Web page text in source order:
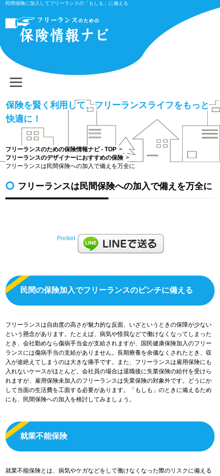
民間保険に加入してフリーランスの「もしも」に備える
保険を賢く利用して、フリーランスライフをもっと
快適に！
フリーランスのための保険情報ナビ - TOP >
フリーランスのデザイナーにおすすめの保険 >
フリーランスは民間保険への加入で備えを万全に
フリーランスは民間保険への加入で備えを万全に
Pocket
民間の保険加入でフリーランスのピンチに備える
フリーランスは自由度の高さが魅力的な反面、いざというときの保障が少ない
という懸念があります。たとえば、病気や怪我などで働けなくなってしまった
とき、会社勤めなら傷病手当金が支給されますが、国民健康保険加入のフリー
ランスには傷病手当の支給がありません。長期療養を余儀なくされたとき、収
入が途絶えてしまうのは大きな痛手です。また、フリーランスは雇用保険にも
入れないケースがほとんど。会社員の場合は退職後に失業保険の給付を受けら
れますが、雇用保険未加入のフリーランスは失業保険の対象外です。どうにか
して当面の生活費を工面する必要があります。「もしも」のときに備えるため
にも、民間保険への加入を検討してみましょう。
就業不能保険
就業不能保険とは、病気やケガなどをして働けなくなった際のリスクに備える